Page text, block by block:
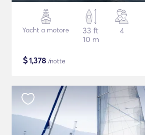
Yacht a motore
33 ft
10 m
4
$1,378 /notte